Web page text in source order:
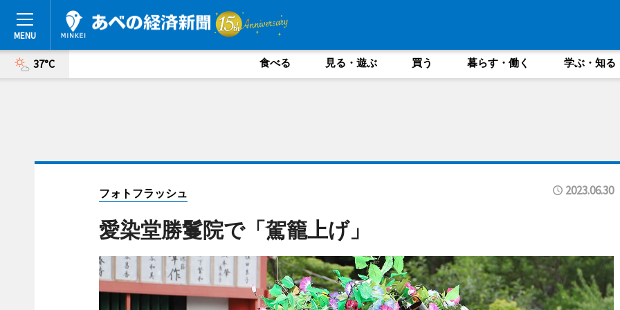
37°C 食べる 見る・遊ぶ 買う 暮らす・働く 学ぶ・知る
フォトフラッシュ 2023.06.30
愛染堂勝鬘院で「駕籠上げ」